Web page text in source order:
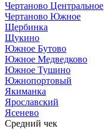
Чертаново Центральное
Чертаново Южное
Щербинка
Щукино
Южное Бутово
Южное Медведково
Южное Тушино
Южнопортовый
Якиманка
Ярославский
Ясенево
Средний чек